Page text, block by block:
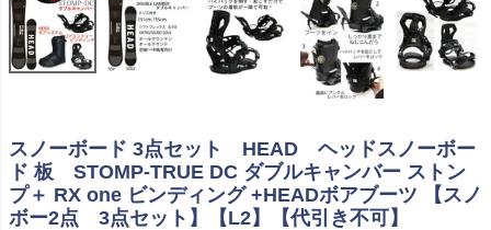
スノーボード 3点セット HEAD ヘッドスノーボー
ド 板 STOMP-TRUE DC ダブルキャンバー ストン
プ＋ RX one ビンディング +HEADボアブーツ 【スノ
ボー2点 3点セット】【L2】【代引き不可】